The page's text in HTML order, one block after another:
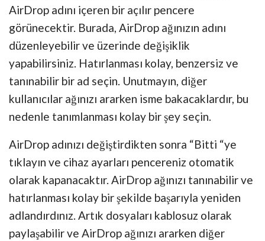
AirDrop adını içeren bir açılır pencere
görünecektir. Burada, AirDrop ağınızın adını
düzenleyebilir ve üzerinde değişiklik
yapabilirsiniz. Hatırlanması kolay, benzersiz ve
tanınabilir bir ad seçin. Unutmayın, diğer
kullanıcılar ağınızı ararken isme bakacaklardır, bu
nedenle tanımlanması kolay bir şey seçin.
AirDrop adınızı değiştirdikten sonra “Bitti “ye
tıklayın ve cihaz ayarları pencereniz otomatik
olarak kapanacaktır. AirDrop ağınızı tanınabilir ve
hatırlanması kolay bir şekilde başarıyla yeniden
adlandırdınız. Artık dosyaları kablosuz olarak
paylaşabilir ve AirDrop ağınızı ararken diğer